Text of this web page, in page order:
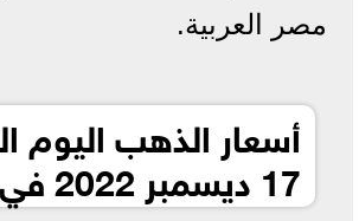
مصر العربية.
أسعار الذهب اليوم
17 ديسمبر 2022 في مصر